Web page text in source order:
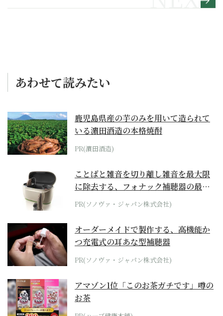
あわせて読みたい
鹿児島県産の芋のみを用いて造られて
いる濵田酒造の本格焼酎
PR(濵田酒造)
ことばと雑音を切り離し雑音を最大限
に除去する、フォナック補聴器の最上
位モデル
PR(ソノヴァ・ジャパン株式会社)
オーダーメイドで製作する、高機能か
つ充電式の耳あな型補聴器
PR(ソノヴァ・ジャパン株式会社)
アマゾン1位「このお茶ガチです」噂の
お茶